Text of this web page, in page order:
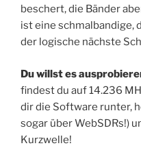
beschert, die Bänder
ist eine schmalbandige,
der logische nächste
Du willst es
findest du auf 14.236
dir die Software runter,
sogar über WebSDRs!)
Kurzwelle!